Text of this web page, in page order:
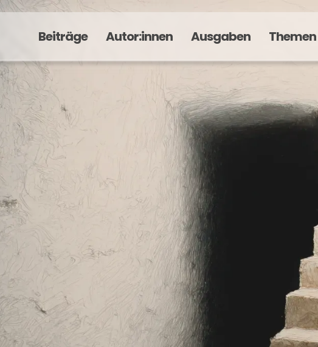
Beiträge Autor:innen Ausgaben Themen